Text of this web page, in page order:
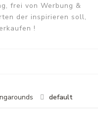
frei von Werbung &
der inspirieren soll,
!
default